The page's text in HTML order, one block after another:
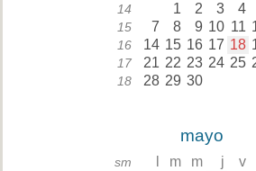
14 1 2 3 4
15 7 8 9 10 11
16 14 15 16 17 18
17 21 22 23 24 25
18 28 29 30
mayo
sm m m j v